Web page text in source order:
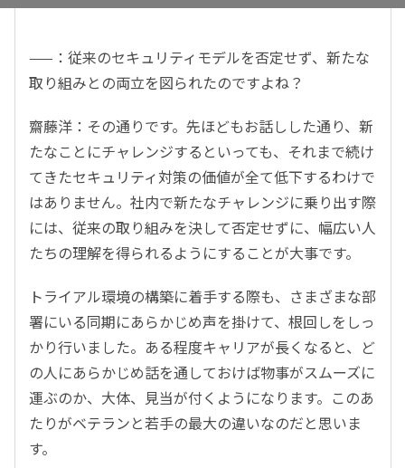
——：従来のセキュリティモデルを否定せず、新たな
取り組みとの両立を図られたのですよね？
齋藤洋：その通りです。先ほどもお話しした通り、新
たなことにチャレンジするといっても、それまで続け
てきたセキュリティ対策の価値が全て低下するわけで
はありません。社内で新たなチャレンジに乗り出す際
には、従来の取り組みを決して否定せずに、幅広い人
たちの理解を得られるようにすることが大事です。
トライアル環境の構築に着手する際も、さまざまな部
署にいる同期にあらかじめ声を掛けて、根回しをしっ
かり行いました。ある程度キャリアが長くなると、ど
の人にあらかじめ話を通しておけば物事がスムーズに
運ぶのか、大体、見当が付くようになります。このあ
たりがベテランと若手の最大の違いなのだと思いま
す。